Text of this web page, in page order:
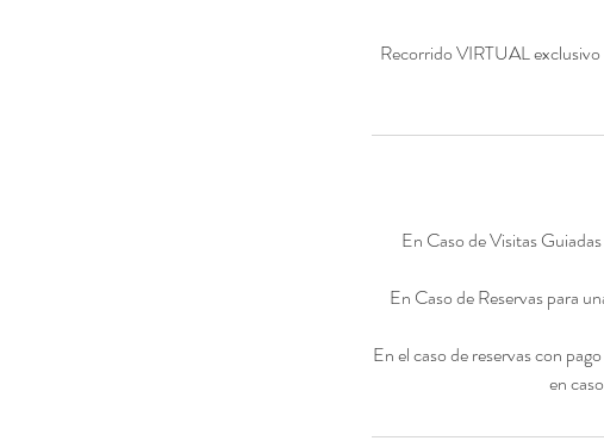
Recorrido VIRTUAL exclusivo
En Caso de Visitas
En Caso de Reservas para
En el caso de reservas con
en